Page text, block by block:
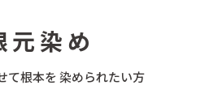
元染め
て根本を 染められたい方